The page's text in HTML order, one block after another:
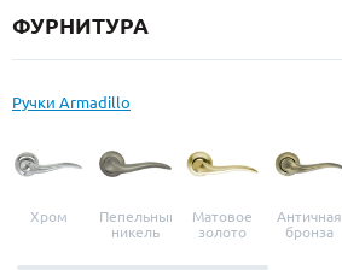
ФУРНИТУРА
Ручки Armadillo
Хром
Пепельный
никель
Матовое
золото
Античная
бронза